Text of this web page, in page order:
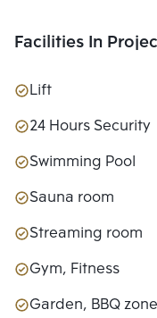
Facilities In
Lift
24 Hours Security
Swimming Pool
Sauna room
Streaming room
Gym, Fitness
Garden, BBQ zone